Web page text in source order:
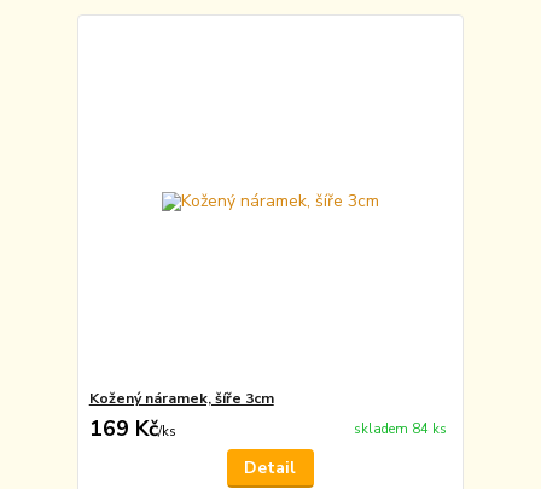
Kožený náramek, šíře 3cm
169 Kč/ks skladem 84 ks
Detail